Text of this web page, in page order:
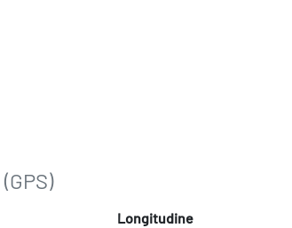
(GPS)
Longitudine